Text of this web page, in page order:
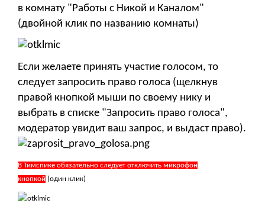
в комнату "Работы с Никой и Каналом"
(двойной клик по названию комнаты)
Если желаете принять участие голосом, то
следует запросить право голоса (щелкнув
правой кнопкой мыши по своему нику и
выбрать в списке "Запросить право голоса",
модератор увидит ваш запрос, и выдаст право).
В Тимспике обязательно следует отключить микрофон
кнопкой (один клик)